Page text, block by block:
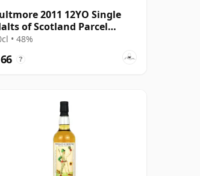
2011 12YO Single
of Scotland Parcel
• 48%
?